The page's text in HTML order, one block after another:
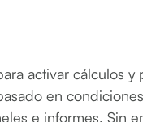
activar cálculos y
en
e informes. Sin